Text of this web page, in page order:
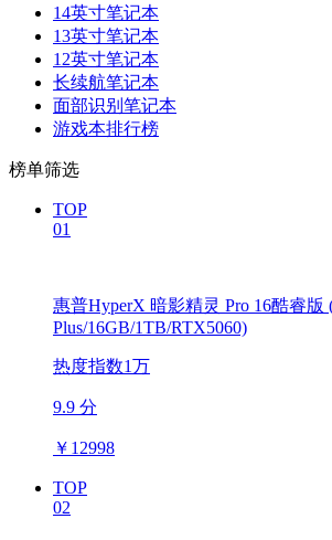
14英寸笔记本
13英寸笔记本
12英寸笔记本
长续航笔记本
面部识别笔记本
游戏本排行榜
榜单筛选
TOP
01
惠普HyperX 暗影精灵 Pro 16酷睿版
Plus/16GB/1TB/RTX5060)
热度指数1万
9.9 分
￥ 12998
TOP
02